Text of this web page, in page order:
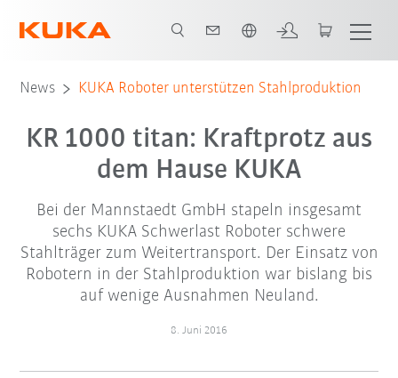
News KUKA Roboter unterstützen Stahlproduktion
KR 1000 titan: Kraftprotz aus
dem Hause KUKA
Bei der Mannstaedt GmbH stapeln insgesamt
sechs KUKA Schwerlast Roboter schwere
Stahlträger zum Weitertransport. Der Einsatz von
Robotern in der Stahlproduktion war bislang bis
auf wenige Ausnahmen Neuland.
8. Juni 2016